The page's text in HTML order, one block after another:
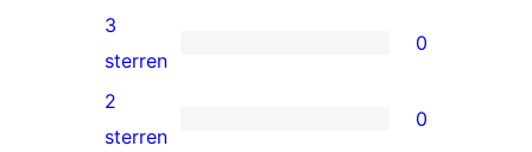
beoordelingen
4
sterren
beoordelingen
0
3
sterren
3
sterren
0
0
2
sterren
0